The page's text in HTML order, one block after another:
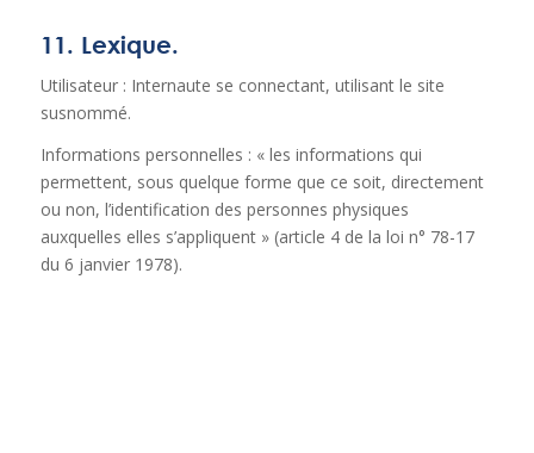
11. Lexique.
Utilisateur : Internaute se connectant, utilisant le site
susnommé.
Informations personnelles : « les informations qui
permettent, sous quelque forme que ce soit, directement
ou non, l’identification des personnes physiques
auxquelles elles s’appliquent » (article 4 de la loi n° 78-17
du 6 janvier 1978).